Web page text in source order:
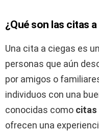
¿Qué son las citas
Una cita a ciegas es
personas que aún
por amigos o
individuos con una
conocidas como citas
ofrecen una